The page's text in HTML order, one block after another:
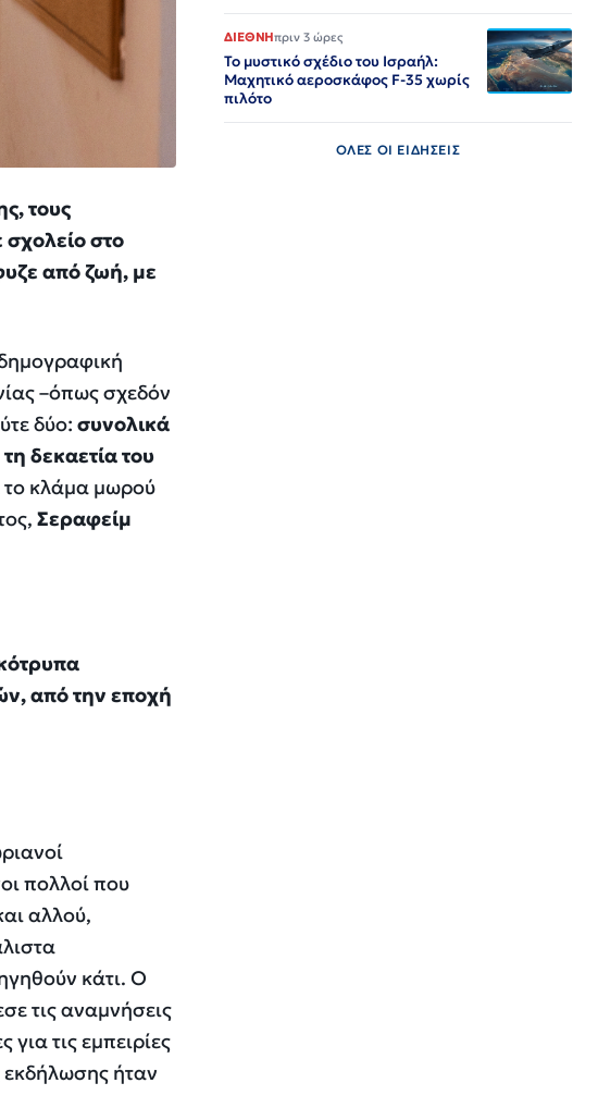
τους
στο
από ζωή, με
–όπως σχεδόν
δύο: συνολικά
δεκαετία του
το κλάμα μωρού
Σεραφείμ
από την εποχή
πολλοί που
αλλού,
κάτι. Ο
τις αναμνήσεις
τις εμπειρίες
εκδήλωσης ήταν
ΔΙΕΘΝΗπριν 3 ώρες
Το μυστικό σχέδιο του Ισραήλ:
Μαχητικό αεροσκάφος F-35 χωρίς
πιλότο
ΟΛΕΣ ΟΙ ΕΙΔΗΣΕΙΣ